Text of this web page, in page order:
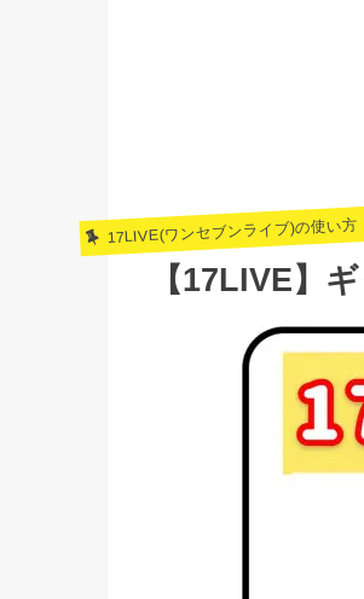
17LIVE(ワンセブンライブ)の使い方
【17LIVE】